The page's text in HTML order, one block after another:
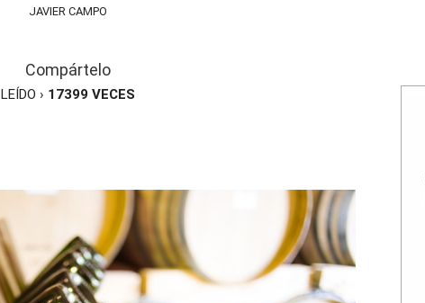
JAVIER CAMPO
Compártelo
LEÍDO › 17399 VECES